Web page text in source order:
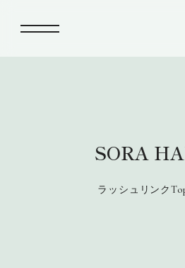
SORA
ラッシュリンク